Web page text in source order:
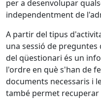
per a desenvolupar
independentment de
A partir del tipus
una sessió de
del qüestionari és un
l'ordre en què s'han de
documents necessaris i
també permet recuperar